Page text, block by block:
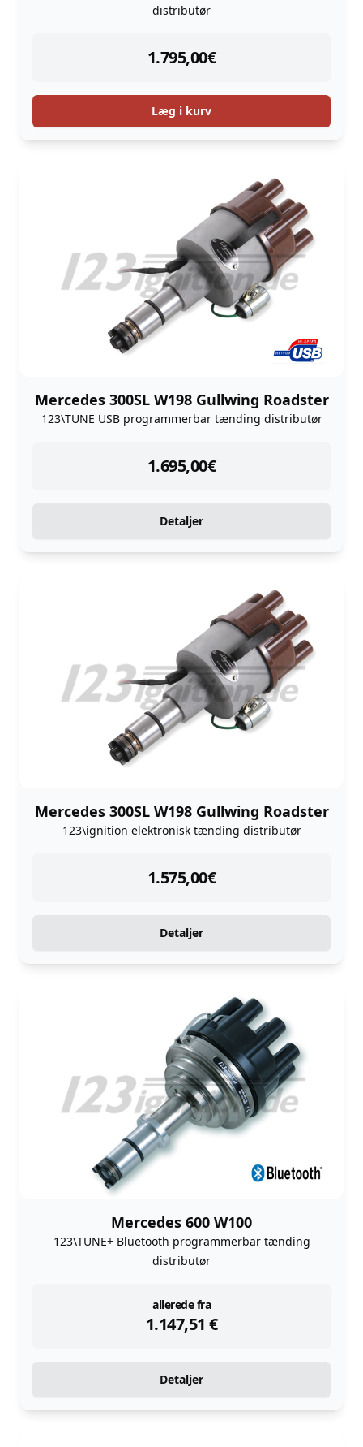
distributør
1.795,00€
instock
Læg i kurv
Mercedes 300SL W198 Gullwing Roadster
123\TUNE USB programmerbar tænding distributør
1.695,00€
instock
Detaljer
Mercedes 300SL W198 Gullwing Roadster
123\ignition elektronisk tænding distributør
1.575,00€
instock
Detaljer
Mercedes 600 W100
123\TUNE+ Bluetooth programmerbar tænding
distributør
allerede fra
1.147,51 €
instock
Detaljer